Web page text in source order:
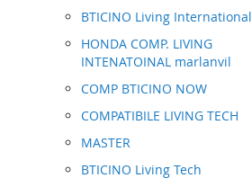
BTICINO Living International
HONDA COMP. LIVING
INTENATOINAL marlanvil
COMP BTICINO NOW
COMPATIBILE LIVING TECH
MASTER
BTICINO Living Tech